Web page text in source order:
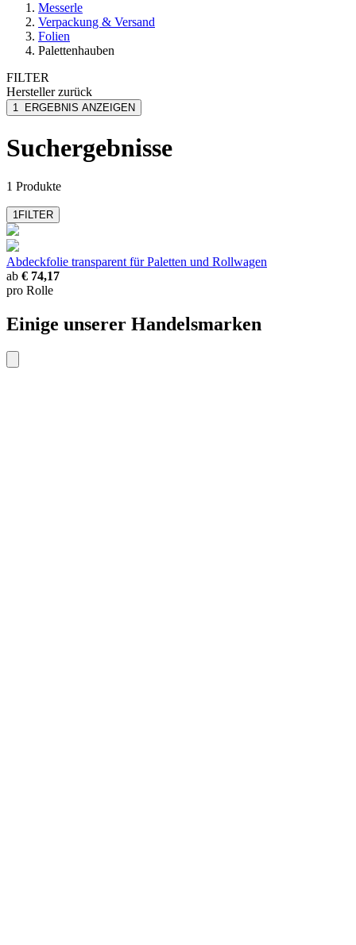
Messerle
Verpackung & Versand
Folien
Palettenhauben
FILTER
Herstellerzurück
Factory
1 ERGEBNIS ANZEIGEN
Suchergebnisse
1 Produkte
1FILTER
Abdeckfolie transparent für Paletten und Rollwagen
ab € 74,17
pro Rolle
Einige unserer Handelsmarken